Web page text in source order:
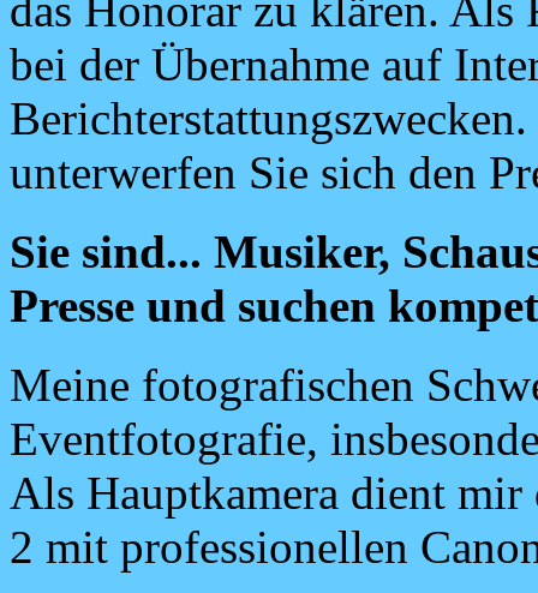
bei der Übernahme auf
unterwerfen Sie sich den
Sie sind... Musiker,
Presse und suchen
Meine fotografischen
Eventfotografie,
Als Hauptkamera dient
2 mit professionellen